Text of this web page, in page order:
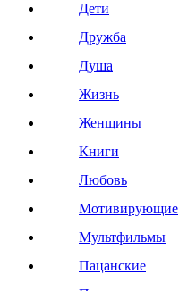
Дети
Дружба
Душа
Жизнь
Женщины
Книги
Любовь
Мотивирующие
Мультфильмы
Пацанские